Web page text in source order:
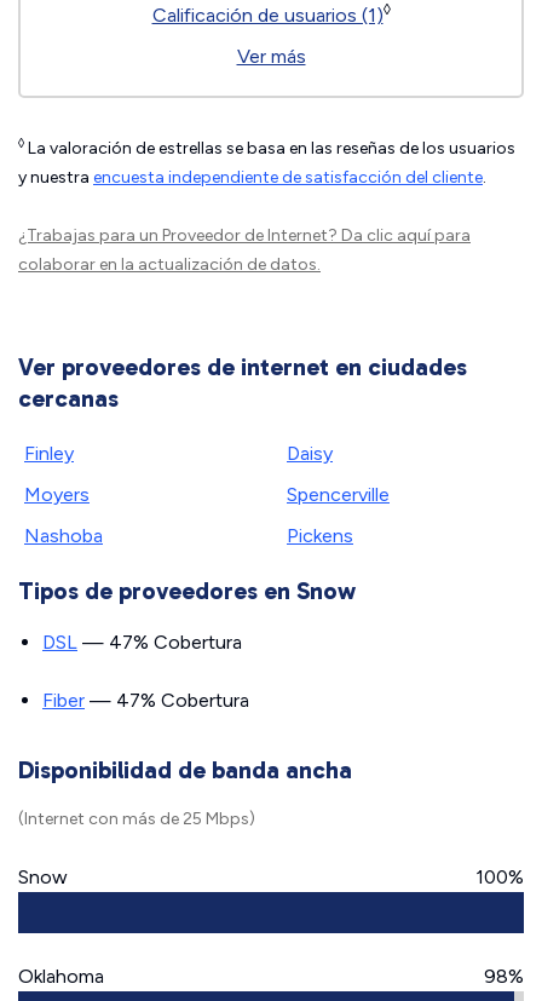
Calificación de usuarios (1)◊
Ver más
◊ La valoración de estrellas se basa en las reseñas de los usuarios
y nuestra encuesta independiente de satisfacción del cliente.
¿Trabajas para un Proveedor de Internet? Da clic aquípara
colaborar en la actualización de datos.
Ver proveedores de internet en ciudades
cercanas
Finley
Moyers
Nashoba
Daisy
Spencerville
Pickens
Tipos de proveedores en Snow
DSL — 47% Cobertura
Fiber — 47% Cobertura
Disponibilidad de banda ancha
(Internet con más de 25 Mbps)
Snow 100%
Oklahoma 98%